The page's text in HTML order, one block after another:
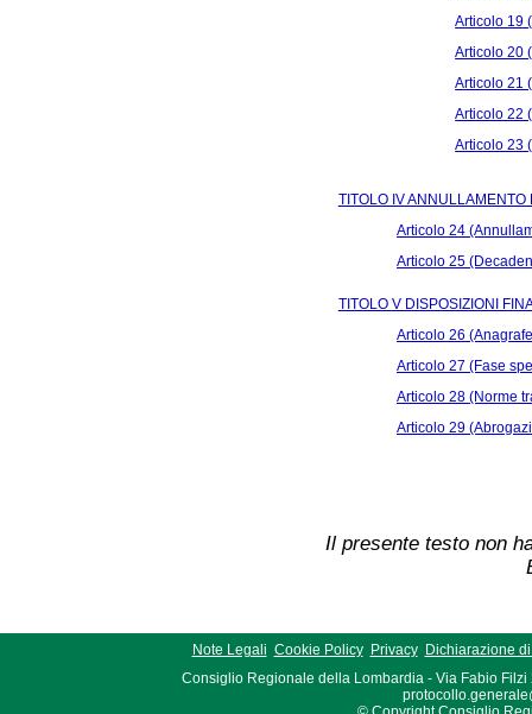
Articolo 19
Articolo 20
Articolo 21
Articolo 22
Articolo 23
TITOLO IV
Articolo 24
Articolo 25
TITOLO V DISPOSIZIONI
Articolo 26
Articolo 27 (Fase
Articolo 28 (Norme
Articolo 29
Il presente testo non
Note Legali Cookie Policy Privacy
Dichiarazione
Consiglio Regionale della Lombardia - Via Fabio Filzi